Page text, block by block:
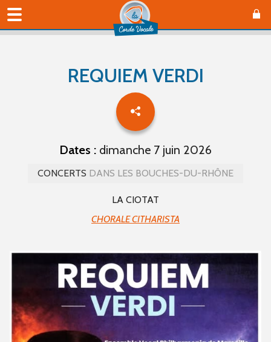
REQUIEM VERDI
Dates : dimanche 7 juin 2026
CONCERTS DANS LES BOUCHES-DU-RHÔNE
LA CIOTAT
CHORALE CITHARISTA